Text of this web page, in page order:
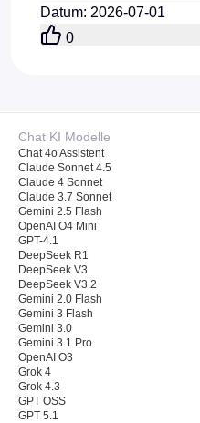
Launch
Datum: 2026-07-01
0
Chat KI Modelle
Chat 4o Assistent
Claude Sonnet 4.5
Claude 4 Sonnet
Claude 3.7 Sonnet
Gemini 2.5 Flash
OpenAI O4 Mini
GPT-4.1
DeepSeek R1
DeepSeek V3
DeepSeek V3.2
Gemini 2.0 Flash
Gemini 3 Flash
Gemini 3.0
Gemini 3.1 Pro
OpenAI O3
Grok 4
Grok 4.3
GPT OSS
GPT 5.1